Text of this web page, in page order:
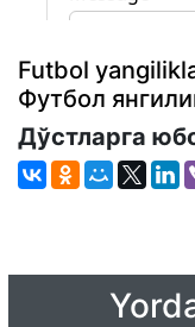
Futbol
Футбол
Дўстларга